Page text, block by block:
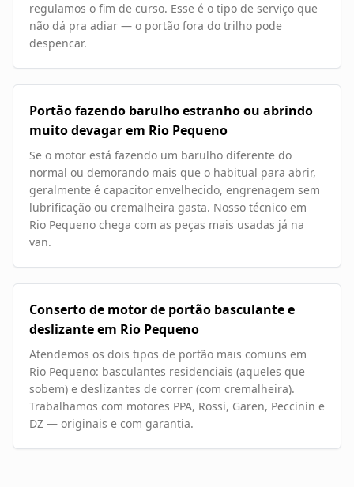
regulamos o fim de curso. Esse é o tipo de serviço que
não dá pra adiar — o portão fora do trilho pode
despencar.
Portão fazendo barulho estranho ou abrindo
muito devagar em Rio Pequeno
Se o motor está fazendo um barulho diferente do
normal ou demorando mais que o habitual para abrir,
geralmente é capacitor envelhecido, engrenagem sem
lubrificação ou cremalheira gasta. Nosso técnico em
Rio Pequeno chega com as peças mais usadas já na
van.
Conserto de motor de portão basculante e
deslizante em Rio Pequeno
Atendemos os dois tipos de portão mais comuns em
Rio Pequeno: basculantes residenciais (aqueles que
sobem) e deslizantes de correr (com cremalheira).
Trabalhamos com motores PPA, Rossi, Garen, Peccinin e
DZ — originais e com garantia.